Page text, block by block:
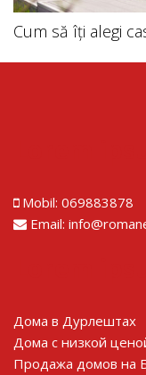
Cum să îți alegi
Mobil: 069883878
Email:
Дома в Дурлештах
Дома с низкой
Продажа домов на